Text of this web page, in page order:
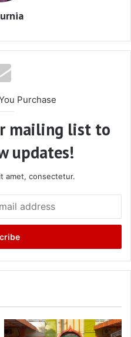
Purchase
mailing list to
updates!
amet, consectetur.